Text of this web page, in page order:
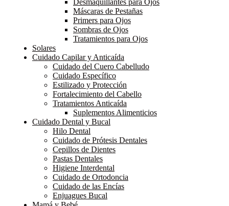
Máscaras de Pestañas
Primers para Ojos
Sombras de Ojos
Tratamientos para Ojos
Solares
Cuidado Capilar y Anticaída
Cuidado del Cuero Cabelludo
Cuidado Específico
Estilizado y Protección
Fortalecimiento del Cabello
Tratamientos Anticaída
Suplementos Alimenticios
Cuidado Dental y Bucal
Hilo Dental
Cuidado de Prótesis Dentales
Cepillos de Dientes
Pastas Dentales
Higiene Interdental
Cuidado de Ortodoncia
Cuidado de las Encías
Enjuagues Bucal